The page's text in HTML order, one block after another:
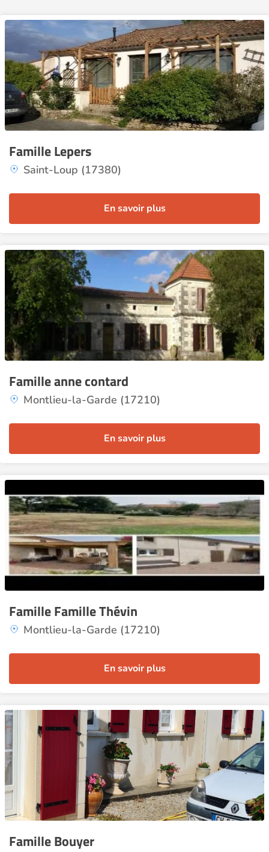
Famille Lepers
Saint-Loup (17380)
En savoir plus
Famille anne contard
Montlieu-la-Garde (17210)
En savoir plus
Famille Famille Thévin
Montlieu-la-Garde (17210)
En savoir plus
Famille Bouyer